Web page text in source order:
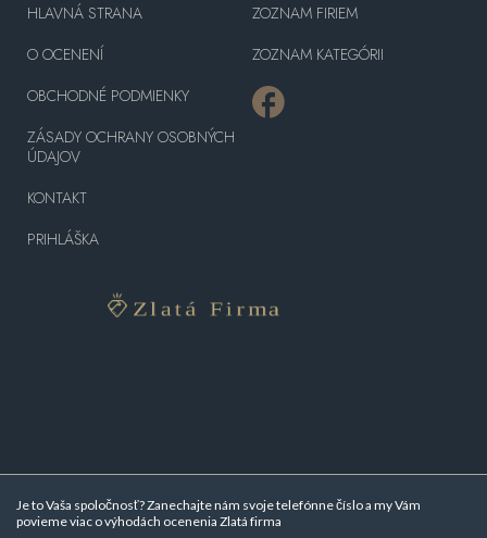
Je to Vaša spoločnosť? Zanechajte nám svoje telefónne číslo a my Vám
povieme viac ovýhodách ocenenia Zlatá firma
HLAVNÁ STRANA
O OCENENÍ
OBCHODNÉ PODMIENKY
ZÁSADY OCHRANY OSOBNÝCH
ÚDAJOV
KONTAKT
PRIHLÁŠKA
ZOZNAM FIRIEM
ZOZNAM KATEGÓRII